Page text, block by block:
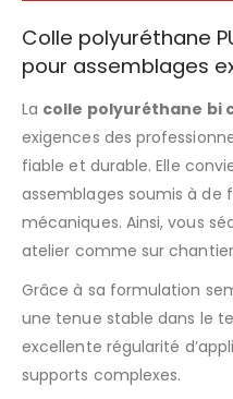
Colle polyuréthane
pour assemblages
La colle polyuréthane bi
exigences des
fiable et durable. Elle
assemblages soumis à de
mécaniques. Ainsi, vous
atelier comme sur
Grâce à sa formulation
une tenue stable dans le
excellente régularité
supports complexes.